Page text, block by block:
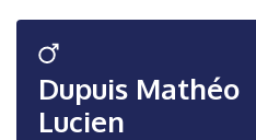
Dupuis Mathéo
Lucien